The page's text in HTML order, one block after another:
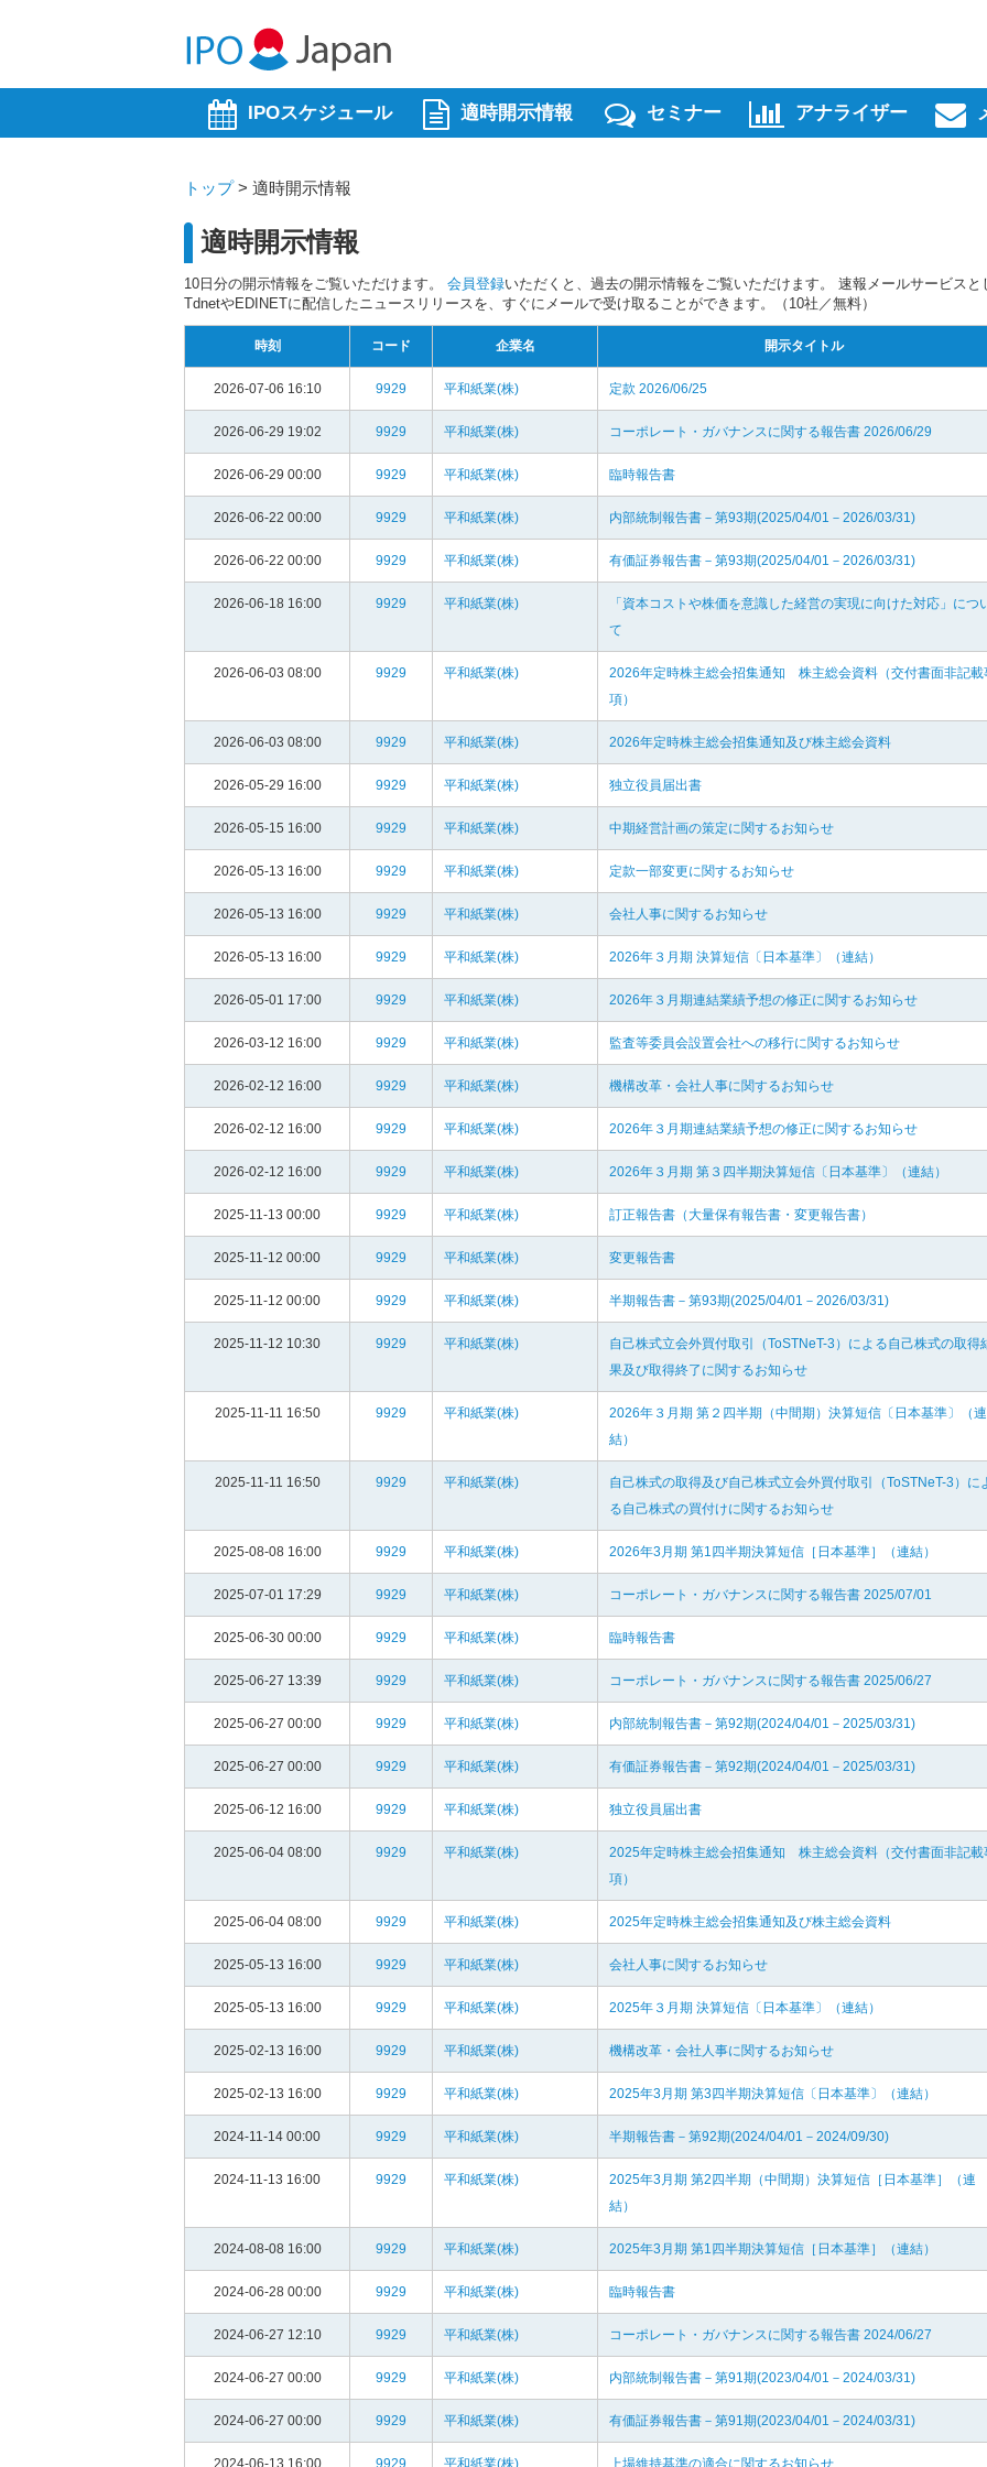
IPOスケジュール 適時開示情報 セミナー アナライザー
トップ> 適時開示情報
適時開示情報
10日分の開示情報をご覧いただけます。 会員登録いただくと、過去の開示情報をご覧いただけます。 速報メールサービスと
TdnetやEDINETに配信したニュースリリースを、すぐにメールで受け取ることができます。（10社／無料）
時刻 コード 企業名 開示タイトル
2026-07-06 16:10 9929 平和紙業(株) 定款 2026/06/25
2026-06-29 19:02 9929 平和紙業(株) コーポレート・ガバナンスに関する報告書 2026/06/29
2026-06-29 00:00 9929 平和紙業(株) 臨時報告書
2026-06-22 00:00 9929 平和紙業(株) 内部統制報告書－第93期(2025/04/01－2026/03/31)
2026-06-22 00:00 9929 平和紙業(株) 有価証券報告書－第93期(2025/04/01－2026/03/31)
2026-06-18 16:00 9929 平和紙業(株)
「資本コストや株価を意識した経営の実現に向けた対応」につ
て
2026-06-03 08:00 9929 平和紙業(株)
2026年定時株主総会招集通知 株主総会資料（交付書面非記載
項）
2026-06-03 08:00 9929 平和紙業(株) 2026年定時株主総会招集通知及び株主総会資料
2026-05-29 16:00 9929 平和紙業(株) 独立役員届出書
2026-05-15 16:00 9929 平和紙業(株) 中期経営計画の策定に関するお知らせ
2026-05-13 16:00 9929 平和紙業(株) 定款一部変更に関するお知らせ
2026-05-13 16:00 9929 平和紙業(株) 会社人事に関するお知らせ
2026-05-13 16:00 9929 平和紙業(株) 2026年３月期 決算短信〔日本基準〕（連結）
2026-05-01 17:00 9929 平和紙業(株) 2026年３月期連結業績予想の修正に関するお知らせ
2026-03-12 16:00 9929 平和紙業(株) 監査等委員会設置会社への移行に関するお知らせ
2026-02-12 16:00 9929 平和紙業(株) 機構改革・会社人事に関するお知らせ
2026-02-12 16:00 9929 平和紙業(株) 2026年３月期連結業績予想の修正に関するお知らせ
2026-02-12 16:00 9929 平和紙業(株) 2026年３月期 第３四半期決算短信〔日本基準〕（連結）
2025-11-13 00:00 9929 平和紙業(株) 訂正報告書（大量保有報告書・変更報告書）
2025-11-12 00:00 9929 平和紙業(株) 変更報告書
2025-11-12 00:00 9929 平和紙業(株) 半期報告書－第93期(2025/04/01－2026/03/31)
2025-11-12 10:30 9929 平和紙業(株)
自己株式立会外買付取引（ToSTNeT-3）による自己株式の取得
果及び取得終了に関するお知らせ
2025-11-11 16:50 9929 平和紙業(株)
2026年３月期 第２四半期（中間期）決算短信〔日本基準〕（連
結）
2025-11-11 16:50 9929 平和紙業(株)
自己株式の取得及び自己株式立会外買付取引（ToSTNeT-3）に
る自己株式の買付けに関するお知らせ
2025-08-08 16:00 9929 平和紙業(株) 2026年3月期 第1四半期決算短信［日本基準］（連結）
2025-07-01 17:29 9929 平和紙業(株) コーポレート・ガバナンスに関する報告書 2025/07/01
2025-06-30 00:00 9929 平和紙業(株) 臨時報告書
2025-06-27 13:39 9929 平和紙業(株) コーポレート・ガバナンスに関する報告書 2025/06/27
2025-06-27 00:00 9929 平和紙業(株) 内部統制報告書－第92期(2024/04/01－2025/03/31)
2025-06-27 00:00 9929 平和紙業(株) 有価証券報告書－第92期(2024/04/01－2025/03/31)
2025-06-12 16:00 9929 平和紙業(株) 独立役員届出書
2025-06-04 08:00 9929 平和紙業(株)
2025年定時株主総会招集通知 株主総会資料（交付書面非記載
項）
2025-06-04 08:00 9929 平和紙業(株) 2025年定時株主総会招集通知及び株主総会資料
2025-05-13 16:00 9929 平和紙業(株) 会社人事に関するお知らせ
2025-05-13 16:00 9929 平和紙業(株) 2025年３月期 決算短信〔日本基準〕（連結）
2025-02-13 16:00 9929 平和紙業(株) 機構改革・会社人事に関するお知らせ
2025-02-13 16:00 9929 平和紙業(株) 2025年3月期 第3四半期決算短信〔日本基準〕（連結）
2024-11-14 00:00 9929 平和紙業(株) 半期報告書－第92期(2024/04/01－2024/09/30)
2024-11-13 16:00 9929 平和紙業(株)
2025年3月期 第2四半期（中間期）決算短信［日本基準］（連
結）
2024-08-08 16:00 9929 平和紙業(株) 2025年3月期 第1四半期決算短信［日本基準］（連結）
2024-06-28 00:00 9929 平和紙業(株) 臨時報告書
2024-06-27 12:10 9929 平和紙業(株) コーポレート・ガバナンスに関する報告書 2024/06/27
2024-06-27 00:00 9929 平和紙業(株) 内部統制報告書－第91期(2023/04/01－2024/03/31)
2024-06-27 00:00 9929 平和紙業(株) 有価証券報告書－第91期(2023/04/01－2024/03/31)
2024-06-13 16:00 9929 平和紙業(株) 上場維持基準の適合に関するお知らせ